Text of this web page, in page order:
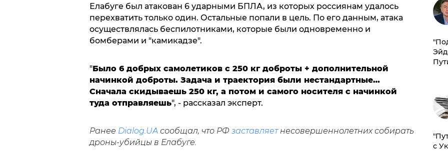
Елабуге был атакован 6 ударными БПЛА, из которых россиянам удалось
перехватить только один. Остальные попали в цель. По его данным, атака
осуществлялась беспилотниками, которые были одновременно и
бомберами и "камикадзе".
"Было 6 добрых самолетиков с 250 кг доброты + дополнительной
начинкой доброты. Задача и траектория были нестандартные…
Сначала скидываешь 250 кг, а потом и самого носителя с начинкой
туда отправляешь", - рассказал эксперт.
Ранее Dialog.UAсообщал, что РФ заставляетнесовершеннолетних собирать
дроны-убийцы в Елабуге.
с